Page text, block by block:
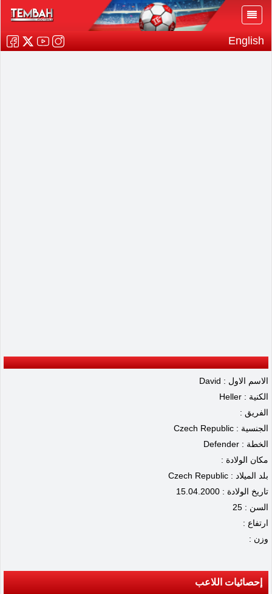
English
الاسم الاول : David
الكنية : Heller
الفريق :
الجنسية : Czech Republic
الخطة : Defender
مكان الولادة :
بلد الميلاد : Czech Republic
تاريخ الولادة : 15.04.2000
السن : 25
ارتفاع :
وزن :
إحصائيات اللاعب